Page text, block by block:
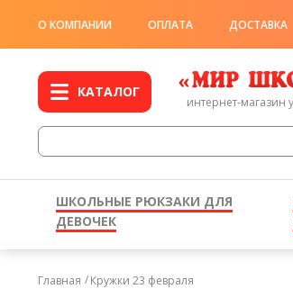
О КОМПАНИИ ОПЛАТА ДОСТАВКА
КАТАЛОГ
интернет-магазин
ШКОЛЬНЫЕ РЮКЗАКИ ДЛЯ
ДЕВОЧЕК
Главная Кружки 23 февраля